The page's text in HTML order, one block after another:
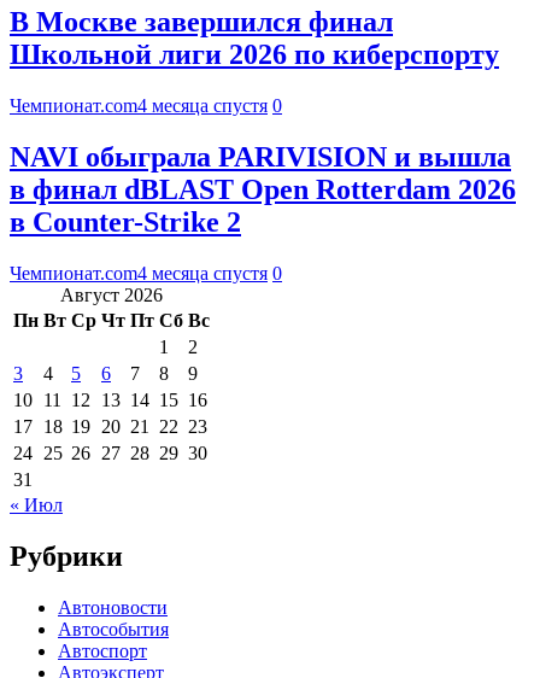
В Москве завершился финал
Школьной лиги 2026 по киберспорту
Чемпионат.com4 месяца спустя 0
NAVI обыграла PARIVISION и вышла
в финал dBLAST Open Rotterdam 2026
в Counter-Strike 2
Чемпионат.com4 месяца спустя 0
Август 2026
Пн Вт Ср Чт Пт Сб Вс
1
2
3
4 5 6 7 8
9
10 11 12 13 14 15 16
17 18 19 20 21 22 23
24 25 26 27 28 29 30
31
« Июл
Рубрики
Автоновости
Автособытия
Автоспорт
Автоэксперт